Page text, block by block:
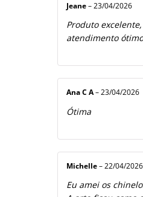
Jeane – 23/04/2026
Produto
atendimento
Ana C A– 23/04/2026
Ótima
Michelle – 22/04/2026
Eu amei os